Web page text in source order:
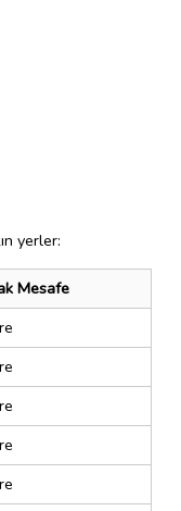
yerler:
Mesafe